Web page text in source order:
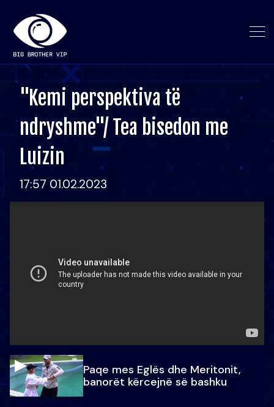
"Kemi perspektiva të
ndryshme"/ Tea bisedon me
Luizin
17:57 01.02.2023
Paqe mes Eglës dhe Meritonit,
banorët kërcejnë së bashku